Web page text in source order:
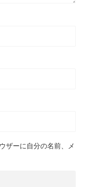
ザーに自分の名前、メ